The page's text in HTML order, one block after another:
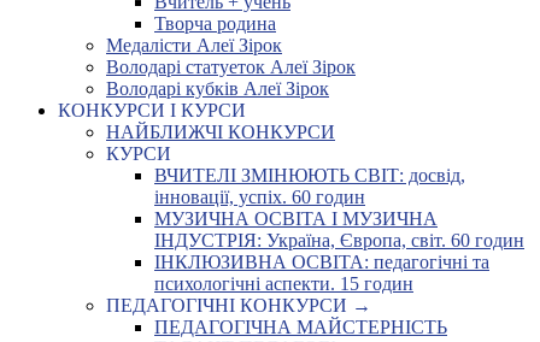
Творча родина
Медалісти Алеї Зірок
Володарі статуеток Алеї Зірок
Володарі кубків Алеї Зірок
КОНКУРСИ І КУРСИ
НАЙБЛИЖЧІ КОНКУРСИ
КУРСИ
ВЧИТЕЛІ ЗМІНЮЮТЬ СВІТ: досвід,
інновації, успіх. 60 годин
МУЗИЧНА ОСВІТА І МУЗИЧНА
ІНДУСТРІЯ: Україна, Європа, світ. 60 годин
ІНКЛЮЗИВНА ОСВІТА: педагогічні та
психологічні аспекти. 15 годин
ПЕДАГОГІЧНІ КОНКУРСИ →
ПЕДАГОГІЧНА МАЙСТЕРНІСТЬ